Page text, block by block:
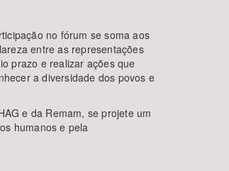
no fórum se soma aos
entre as representações
prazo e realizar ações que
a diversidade dos povos e
e da Remam, se projete um
humanos e pela